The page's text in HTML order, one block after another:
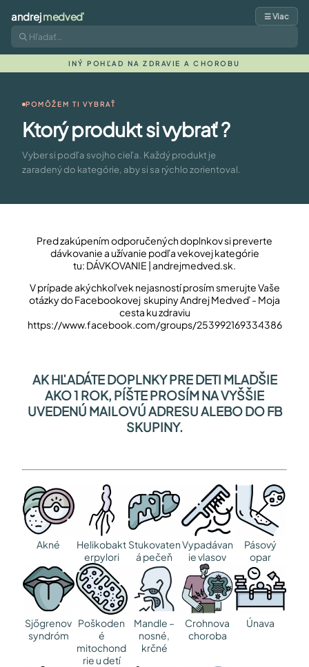
andrejmedveď ☰ Viac
INÝ POHĽAD NA ZDRAVIE A CHOROBU
POMÔŽEM TI VYBRAŤ
Ktorý produkt si vybrať ?
Vyber si podľa svojho cieľa. Každý produkt je
zaradený do kategórie, aby si sa rýchlo zorientoval.
Pred zakúpením odporučených doplnkov si preverte
dávkovanie a užívanie podľa vekovej kategórie
tu: DÁVKOVANIE | andrejmedved.sk.
V prípade akýchkoľvek nejasností prosím smerujte Vaše
otázky do Facebookovej skupiny Andrej Medveď - Moja
cesta ku zdraviu
https://www.facebook.com/groups/253992169334386
AK HĽADÁTE DOPLNKY PRE DETI MLADŠIE
AKO 1 ROK, PÍŠTE PROSÍM NA VYŠŠIE
UVEDENÚ MAILOVÚ ADRESU ALEBO DO FB
SKUPINY.
Akné
Helikobakt
erpylori
Stukovaten
á pečeň
Vypadávan
ie vlasov
Pásový
opar
Sjőgrenov
syndróm
Poškoden
é
mitochond
rie u detí
Mandle –
nosné,
krčné
Crohnova
choroba
Únava